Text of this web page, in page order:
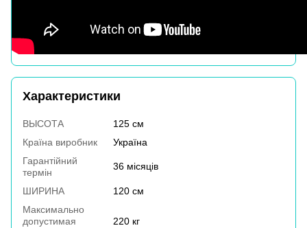
Характеристики
ВЫСОТА
125 см
Країна виробник
Україна
Гарантійний
термін
36 місяців
ШИРИНА
120 см
Максимально
допустимая
220 кг